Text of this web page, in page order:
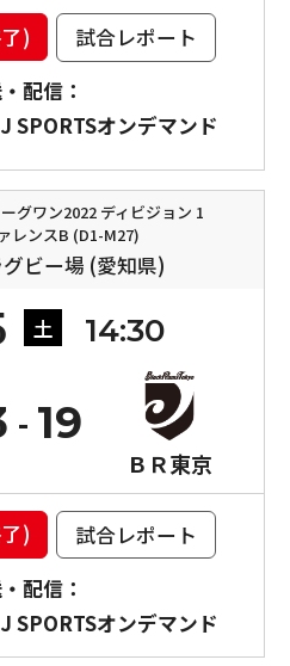
)
試合レポート
配信：
J SPORTSオンデマンド
グワン2022 ディビジョン 1
レンスB (D1-M27)
ビー場 (愛知県)
土 14:30
ＢＲ東京
19
)
試合レポート
配信：
J SPORTSオンデマンド